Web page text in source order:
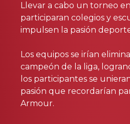
Llevar a cabo un torneo
participaran colegios y
impulsen la pasión
Los equipos se irían
campeón de la liga,
los participantes se
pasión que recordarían
Armour.